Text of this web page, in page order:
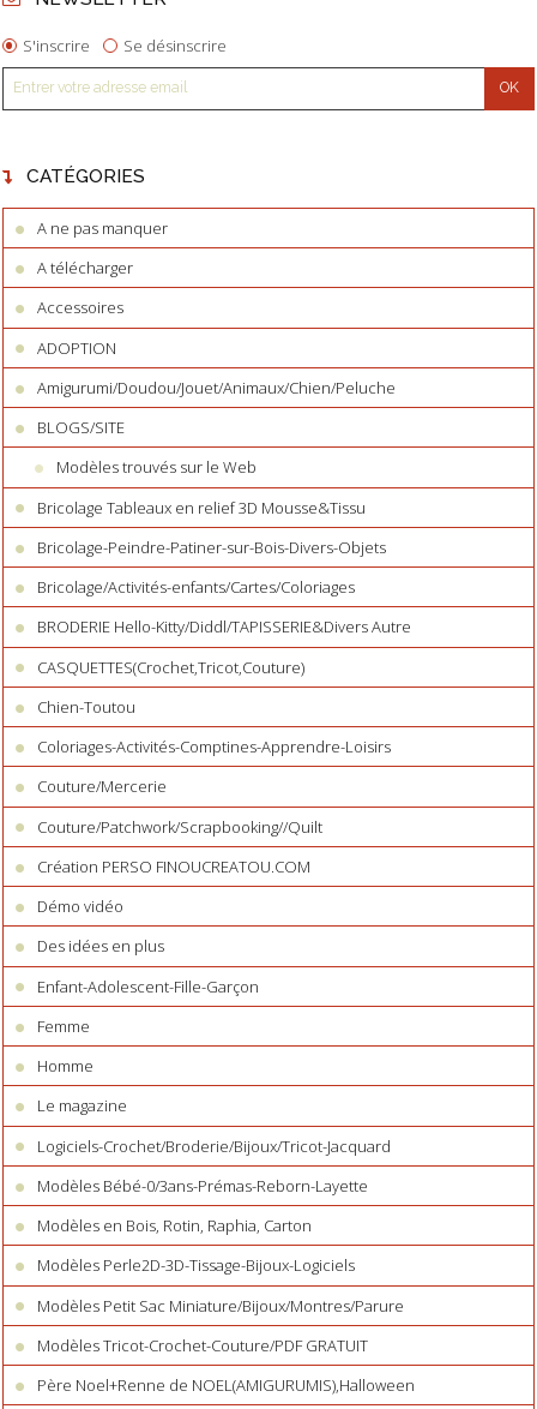
S'inscrire Se désinscrire
CATÉGORIES
A ne pas manquer
A télécharger
Accessoires
ADOPTION
Amigurumi/Doudou/Jouet/Animaux/Chien/Peluche
BLOGS/SITE
Modèles trouvés sur le Web
Bricolage Tableaux en relief 3D Mousse&Tissu
Bricolage-Peindre-Patiner-sur-Bois-Divers-Objets
Bricolage/Activités-enfants/Cartes/Coloriages
BRODERIE Hello-Kitty/Diddl/TAPISSERIE&Divers Autre
CASQUETTES(Crochet,Tricot,Couture)
Chien-Toutou
Coloriages-Activités-Comptines-Apprendre-Loisirs
Couture/Mercerie
Couture/Patchwork/Scrapbooking//Quilt
Création PERSO FINOUCREATOU.COM
Démo vidéo
Des idées en plus
Enfant-Adolescent-Fille-Garçon
Femme
Homme
Le magazine
Logiciels-Crochet/Broderie/Bijoux/Tricot-Jacquard
Modèles Bébé-0/3ans-Prémas-Reborn-Layette
Modèles en Bois, Rotin, Raphia, Carton
Modèles Perle2D-3D-Tissage-Bijoux-Logiciels
Modèles Petit Sac Miniature/Bijoux/Montres/Parure
Modèles Tricot-Crochet-Couture/PDF GRATUIT
Père Noel+Renne de NOEL(AMIGURUMIS),Halloween